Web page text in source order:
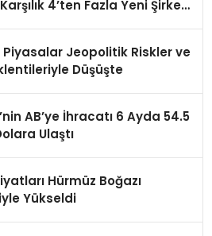
4’ten Fazla Yeni Şirket
Piyasalar Jeopolitik Riskler ve
Düşüşte
AB’ye İhracatı 6 Ayda 54.5
Ulaştı
Hürmüz Boğazı
Yükseldi